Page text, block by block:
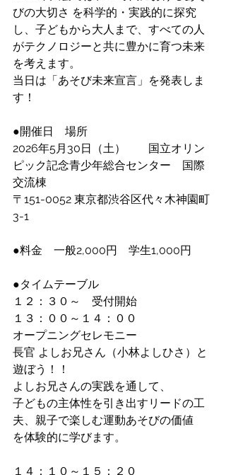
びの大切さ を科学的・実践的に探究
し、子どもから大人まで、すべての人
がテクノロジーと共に豊かに育つ未来
を考えます。
当日は「あそび未来宣言」を発表しま
す！
●開催日　場所
2026年5月30日（土）　　国立オリン
ピック記念青少年総合センター　国際
交流棟
〒151-0052 東京都渋谷区代々木神園町
3-1
●料金　一般2,000円　学生1,000円
●タイムテーブル
１２：３０～　受付開始
１３：００～１４：００
オープニングセレモニー
長官 よしお兄さん（小林よしひさ）と
遊ぼう！！
よしお兄さんの実践を通して、
子どもの主体性を引き出すリードの工
夫、親子で楽しむ運動あそびの価値
を体験的に学びます。
１４：１０～１５：２０